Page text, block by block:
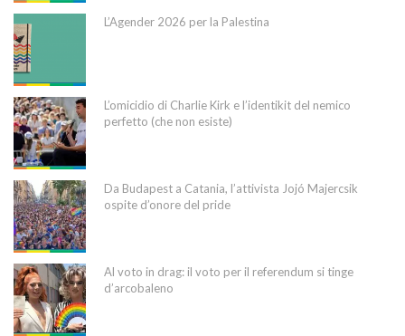
L’Agender 2026 per la Palestina
L’omicidio di Charlie Kirk e l’identikit del nemico
perfetto (che non esiste)
Da Budapest a Catania, l’attivista Jojó Majercsik
ospite d’onore del pride
Al voto in drag: il voto per il referendum si tinge
d’arcobaleno